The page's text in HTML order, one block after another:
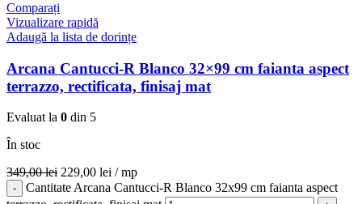
Comparați
Vizualizare rapidă
Adaugă la lista de dorințe
Arcana Cantucci-R Blanco 32×99 cm faianta aspect
terrazzo, rectificata, finisaj mat
Evaluat la 0 din 5
În stoc
349,00lei 229,00 lei / mp
Cantitate Arcana Cantucci-R Blanco 32x99 cm faianta aspect